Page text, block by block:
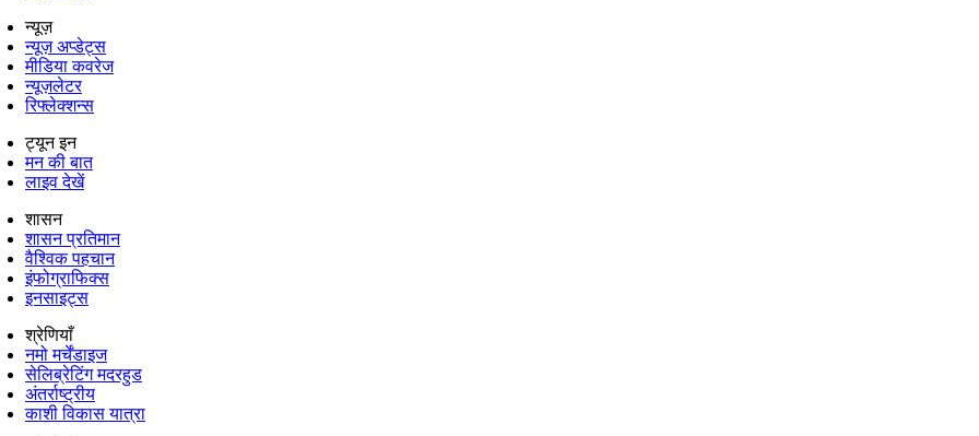
न्यूज़
न्यूज़ अप्डेट्स
मीडिया कवरेज
न्यूज़लेटर
रिफ्लेक्शन्स
ट्यून इन
मन की बात
लाइव देखें
शासन
शासन प्रतिमान
वैश्विक पहचान
इंफोग्राफिक्स
इनसाइट्स
श्रेणियाँ
नमो मर्चेंडाइज
सेलिब्रेटिंग मदरहुड
अंतर्राष्‍ट्रीय
काशी विकास यात्रा